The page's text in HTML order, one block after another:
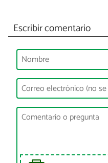
Escribir comentario